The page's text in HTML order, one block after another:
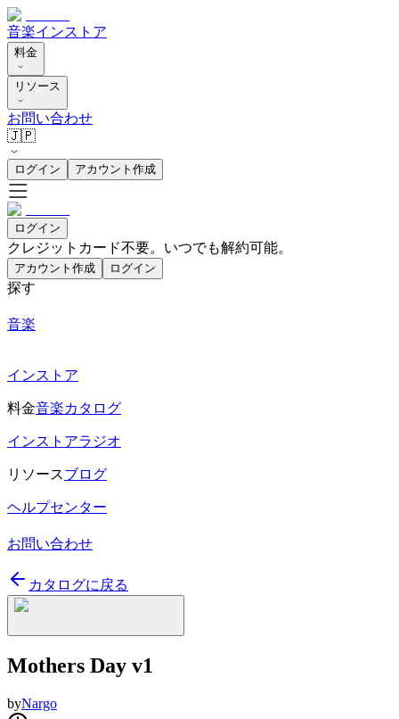
音楽インストア
料金
リソース
お問い合わせ
🇯🇵
ログイン アカウント作成
ログイン
クレジットカード不要。いつでも解約可能。
アカウント作成 ログイン
探す
音楽
インストア
料金音楽カタログ
インストアラジオ
リソースブログ
ヘルプセンター
お問い合わせ
カタログに戻る
Mothers Day v1
byNargo